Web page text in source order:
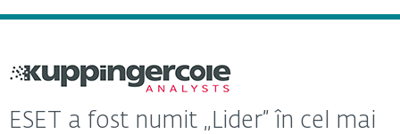
ESET a fost numit „Lider” în cel mai